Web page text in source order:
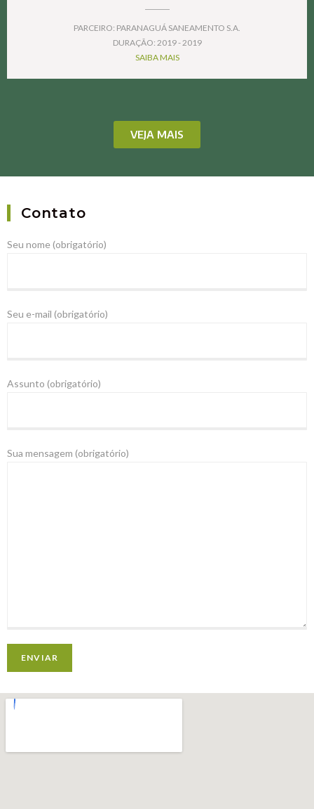
PARCEIRO: PARANAGUÁ SANEAMENTO S.A.
DURAÇÃO: 2019 - 2019
SAIBA MAIS
VEJA MAIS
Contato
Seu nome (obrigatório)
Seu e-mail (obrigatório)
Assunto (obrigatório)
Sua mensagem (obrigatório)